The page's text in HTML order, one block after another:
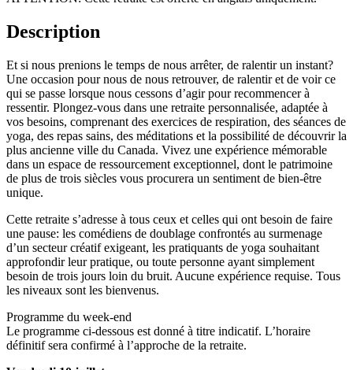
Description
Et si nous prenions le temps de nous arrêter, de ralentir un instant?
Une occasion pour nous de nous retrouver, de ralentir et de voir ce
qui se passe lorsque nous cessons d’agir pour recommencer à
ressentir. Plongez-vous dans une retraite personnalisée, adaptée à
vos besoins, comprenant des exercices de respiration, des séances de
yoga, des repas sains, des méditations et la possibilité de découvrir la
plus ancienne ville du Canada. Vivez une expérience mémorable
dans un espace de ressourcement exceptionnel, dont le patrimoine
de plus de trois siècles vous procurera un sentiment de bien-être
unique.
Cette retraite s’adresse à tous ceux et celles qui ont besoin de faire
une pause: les comédiens de doublage confrontés au surmenage
d’un secteur créatif exigeant, les pratiquants de yoga souhaitant
approfondir leur pratique, ou toute personne ayant simplement
besoin de trois jours loin du bruit. Aucune expérience requise. Tous
les niveaux sont les bienvenus.
Programme du week-end
Le programme ci-dessous est donné à titre indicatif. L’horaire
définitif sera confirmé à l’approche de la retraite.